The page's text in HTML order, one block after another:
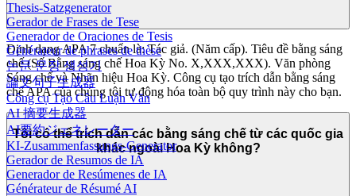
Thesis-Satzgenerator
Gerador de Frases de Tese
Generador de Oraciones de Tesis
Générateur de phrases de thèse
논문 문장 생성기
論文句子生成器
Công cụ Tạo Câu Luận Văn
AI 摘要生成器
AI要約ジェネレーター
KI-Zusammenfassungs-Generator
Gerador de Resumos de IA
Generador de Resúmenes de IA
Générateur de Résumé AI
Định dạng APA 7 chuẩn là: Tác giả. (Năm cấp). Tiêu đề bằng sáng
chế (Số Bằng sáng chế Hoa Kỳ No. X,XXX,XXX). Văn phòng
Sáng chế và Nhãn hiệu Hoa Kỳ. Công cụ tạo trích dẫn bằng sáng
chế APA của chúng tôi tự động hóa toàn bộ quy trình này cho bạn.
Tôi có thể trích dẫn các bằng sáng chế từ các quốc gia
khác ngoài Hoa Kỳ không?